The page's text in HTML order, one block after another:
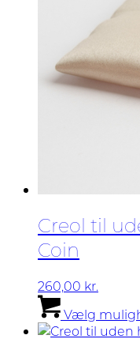
Creol til
Coin
260,00 kr.
Vælg